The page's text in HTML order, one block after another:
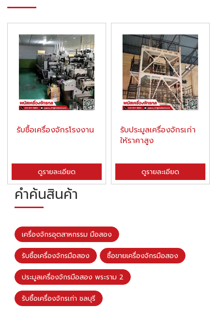
รับซื้อเครื่องจักรโรงงาน
ดูรายละเอียด
รับประมูลเครื่องจักรเก่า
ให้ราคาสูง
ดูรายละเอียด
คำค้นสินค้า
เครื่องจักรอุตสาหกรรม มือสอง
รับซื้อเครื่องจักรมือสอง ซื้อขายเครื่องจักรมือสอง
ประมูลเครื่องจักรมือสอง พระราม 2
รับซื้อเครื่องจักรเก่า ชลบุรี